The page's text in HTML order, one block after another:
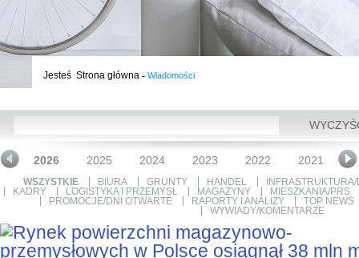
Jesteś Strona główna - Wiadomości
2026 2025 2024 2023 2022 2021
WSZYSTKIE BIURA GRUNTY HANDEL
KADRY
LOGISTYKA I PRZEMYSŁ MAGAZYNY
MIESZKANIA/PRS
PROMOCJE/DNI OTWARTE
RAPORTY I ANALIZY
TOP NEWS
WYWIADY/KOMENTARZE